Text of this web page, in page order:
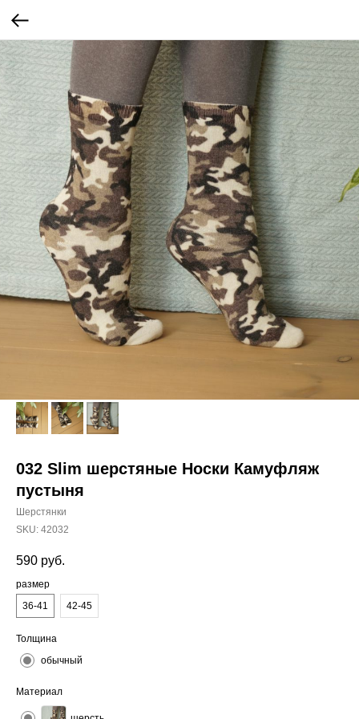
032 Slim шерстяные Носки Камуфляж
пустыня
Шерстянки
SKU: 42032
590 руб.
размер
36-41
42-45
Толщина
обычный
Материал